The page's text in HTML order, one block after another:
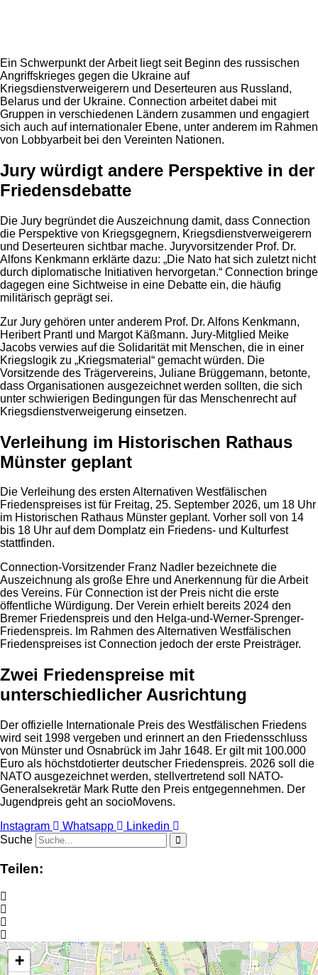
Ein Schwerpunkt der Arbeit liegt seit Beginn des russischen
Angriffskrieges gegen die Ukraine auf
Kriegsdienstverweigerern und Deserteuren aus Russland,
Belarus und der Ukraine. Connection arbeitet dabei mit
Gruppen in verschiedenen Ländern zusammen und engagiert
sich auch auf internationaler Ebene, unter anderem im Rahmen
von Lobbyarbeit bei den Vereinten Nationen.
Jury würdigt andere Perspektive in der
Friedensdebatte
Die Jury begründet die Auszeichnung damit, dass Connection
die Perspektive von Kriegsgegnern, Kriegsdienstverweigerern
und Deserteuren sichtbar mache. Juryvorsitzender Prof. Dr.
Alfons Kenkmann erklärte dazu: „Die Nato hat sich zuletzt nicht
durch diplomatische Initiativen hervorgetan.“ Connection bringe
dagegen eine Sichtweise in eine Debatte ein, die häufig
militärisch geprägt sei.
Zur Jury gehören unter anderem Prof. Dr. Alfons Kenkmann,
Heribert Prantl und Margot Käßmann. Jury-Mitglied Meike
Jacobs verwies auf die Solidarität mit Menschen, die in einer
Kriegslogik zu „Kriegsmaterial“ gemacht würden. Die
Vorsitzende des Trägervereins, Juliane Brüggemann, betonte,
dass Organisationen ausgezeichnet werden sollten, die sich
unter schwierigen Bedingungen für das Menschenrecht auf
Kriegsdienstverweigerung einsetzen.
Verleihung im Historischen Rathaus
Münster geplant
Die Verleihung des ersten Alternativen Westfälischen
Friedenspreises ist für Freitag, 25. September 2026, um 18 Uhr
im Historischen Rathaus Münster geplant. Vorher soll von 14
bis 18 Uhr auf dem Domplatz ein Friedens- und Kulturfest
stattfinden.
Connection-Vorsitzender Franz Nadler bezeichnete die
Auszeichnung als große Ehre und Anerkennung für die Arbeit
des Vereins. Für Connection ist der Preis nicht die erste
öffentliche Würdigung. Der Verein erhielt bereits 2024 den
Bremer Friedenspreis und den Helga-und-Werner-Sprenger-
Friedenspreis. Im Rahmen des Alternativen Westfälischen
Friedenspreises ist Connection jedoch der erste Preisträger.
Zwei Friedenspreise mit
unterschiedlicher Ausrichtung
Der offizielle Internationale Preis des Westfälischen Friedens
wird seit 1998 vergeben und erinnert an den Friedensschluss
von Münster und Osnabrück im Jahr 1648. Er gilt mit 100.000
Euro als höchstdotierter deutscher Friedenspreis. 2026 soll die
NATO ausgezeichnet werden, stellvertretend soll NATO-
Generalsekretär Mark Rutte den Preis entgegennehmen. Der
Jugendpreis geht an socioMovens.
Instagram
Whatsapp
Linkedin
Suche
Teilen:
+